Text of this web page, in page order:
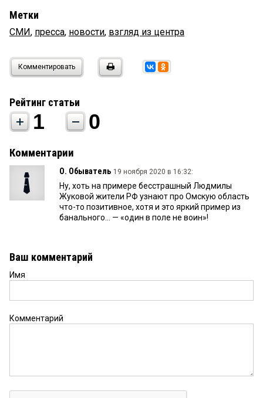
Метки
СМИ, пресса, новости, взгляд из центра
Комментировать
Рейтинг статьи
1 0
Комментарии
О. Обыватель 19 ноября 2020 в 16:32:
Ну, хоть на примере бесстрашный Людмилы
Жуковой жители РФ узнают про Омскую область
что-то позитивное, хотя и это яркий пример из
банального... — «один в поле не воин»!
Ваш комментарий
Имя
Комментарий